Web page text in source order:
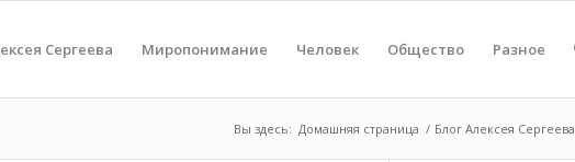
Сергеева Миропонимание Человек Общество Разное
Вы здесь: Домашняя страница / Блог Алексея Сергеева